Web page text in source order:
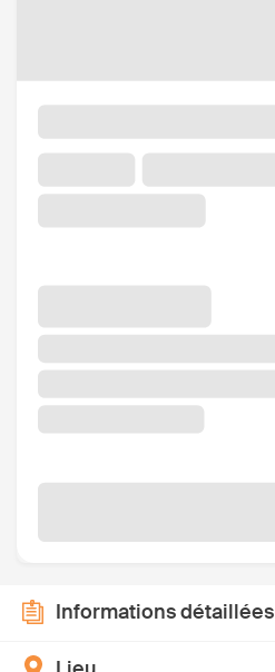
Informations détaillées